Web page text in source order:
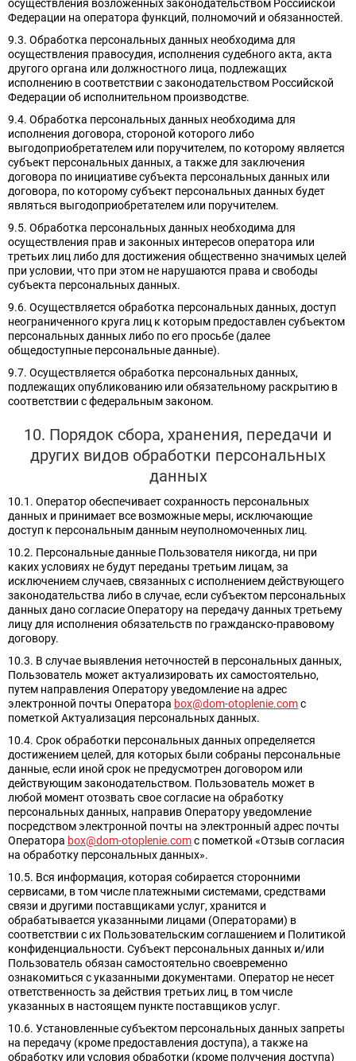
осуществления возложенных законодательством Российской
Федерации на оператора функций, полномочий и обязанностей.
9.3. Обработка персональных данных необходима для
осуществления правосудия, исполнения судебного акта, акта
другого органа или должностного лица, подлежащих
исполнению в соответствии с законодательством Российской
Федерации об исполнительном производстве.
9.4. Обработка персональных данных необходима для
исполнения договора, стороной которого либо
выгодоприобретателем или поручителем, по которому является
субъект персональных данных, а также для заключения
договора по инициативе субъекта персональных данных или
договора, по которому субъект персональных данных будет
являться выгодоприобретателем или поручителем.
9.5. Обработка персональных данных необходима для
осуществления прав и законных интересов оператора или
третьих лиц либо для достижения общественно значимых целей
при условии, что при этом не нарушаются права и свободы
субъекта персональных данных.
9.6. Осуществляется обработка персональных данных, доступ
неограниченного круга лиц к которым предоставлен субъектом
персональных данных либо по его просьбе (далее
общедоступные персональные данные).
9.7. Осуществляется обработка персональных данных,
подлежащих опубликованию или обязательному раскрытию в
соответствии с федеральным законом.
10. Порядок сбора, хранения, передачи и
других видов обработки персональных
данных
10.1. Оператор обеспечивает сохранность персональных
данных и принимает все возможные меры, исключающие
доступ к персональным данным неуполномоченных лиц.
10.2. Персональные данные Пользователя никогда, ни при
каких условиях не будут переданы третьим лицам, за
исключением случаев, связанных с исполнением действующего
законодательства либо в случае, если субъектом персональных
данных дано согласие Оператору на передачу данных третьему
лицу для исполнения обязательств по гражданско-правовому
договору.
10.3. В случае выявления неточностей в персональных данных,
Пользователь может актуализировать их самостоятельно,
путем направления Оператору уведомление на адрес
электронной почты Оператора box@dom-otoplenie.comс
пометкой Актуализация персональных данных.
10.4. Срок обработки персональных данных определяется
достижением целей, для которых были собраны персональные
данные, если иной срок не предусмотрен договором или
действующим законодательством. Пользователь может в
любой момент отозвать свое согласие на обработку
персональных данных, направив Оператору уведомление
посредством электронной почты на электронный адрес почты
Оператора box@dom-otoplenie.comс пометкой «Отзыв согласия
на обработку персональных данных».
10.5. Вся информация, которая собирается сторонними
сервисами, в том числе платежными системами, средствами
связи и другими поставщиками услуг, хранится и
обрабатывается указанными лицами (Операторами) в
соответствии с их Пользовательским соглашением и Политикой
конфиденциальности. Субъект персональных данных и/или
Пользователь обязан самостоятельно своевременно
ознакомиться с указанными документами. Оператор не несет
ответственность за действия третьих лиц, в том числе
указанных в настоящем пункте поставщиков услуг.
10.6. Установленные субъектом персональных данных запреты
на передачу (кроме предоставления доступа), а также на
обработку или условия обработки (кроме получения доступа)